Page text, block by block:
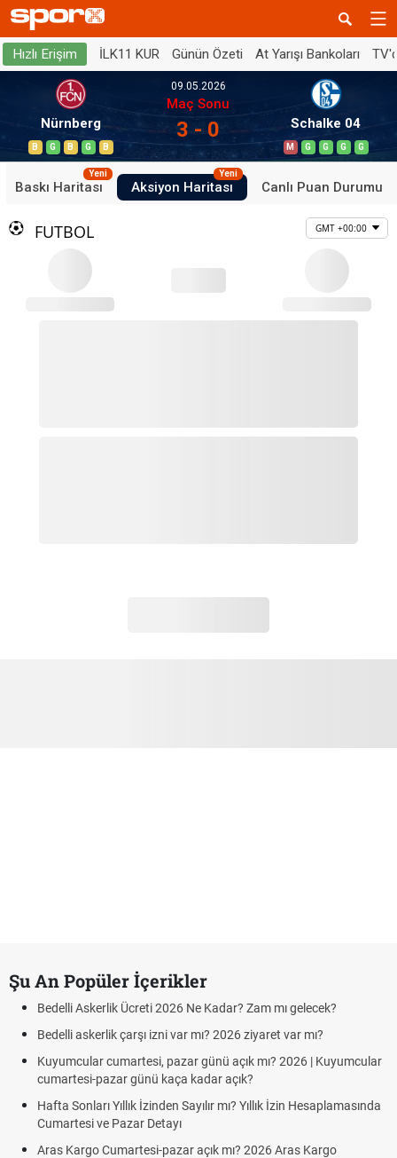
Hızlı Erişim İLK11 KUR Günün Özeti At Yarışı Bankoları
Nürnberg
B G B G B
09.05.2026
Maç Sonu
3 - 0 Schalke 04
M G G G G
Baskı Haritası
Yeni
Aksiyon Haritası
Yeni
Canlı Puan Durumu
FUTBOL GMT +00:00
Şu An Popüler İçerikler
Bedelli Askerlik Ücreti 2026 Ne Kadar? Zam mı gelecek?
Bedelli askerlik çarşı izni var mı? 2026 ziyaret var mı?
Kuyumcular cumartesi, pazar günü açık mı? 2026 | Kuyumcular
cumartesi-pazar günü kaça kadar açık?
Hafta Sonları Yıllık İzinden Sayılır mı? Yıllık İzin Hesaplamasında
Cumartesi ve Pazar Detayı
Aras Kargo Cumartesi-pazar açık mı? 2026 Aras Kargo